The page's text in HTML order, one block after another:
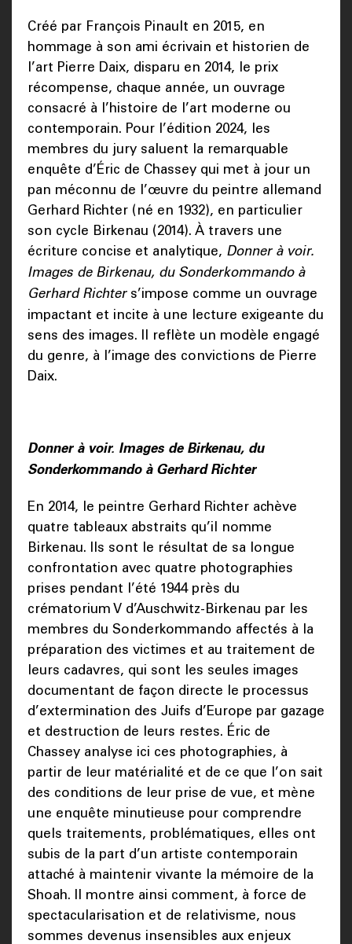
Créé par François Pinault en 2015, en
hommage à son ami écrivain et historien de
l’art Pierre Daix, disparu en 2014, le prix
récompense, chaque année, un ouvrage
consacré à l’histoire de l’art moderne ou
contemporain. Pour l’édition 2024, les
membres du jury saluent la remarquable
enquête d’Éric de Chassey qui met à jour un
pan méconnu de l’œuvre du peintre allemand
Gerhard Richter (né en 1932), en particulier
son cycle Birkenau (2014). À travers une
écriture concise et analytique, Donner à voir.
Images de Birkenau, du Sonderkommando à
Gerhard Richters’impose comme un ouvrage
impactant et incite à une lecture exigeante du
sens des images. Il reflète un modèle engagé
du genre, à l’image des convictions de Pierre
Daix.
Donner à voir. Images de Birkenau, du
Sonderkommando à Gerhard Richter
En 2014, le peintre Gerhard Richter achève
quatre tableaux abstraits qu’il nomme
Birkenau. Ils sont le résultat de sa longue
confrontation avec quatre photographies
prises pendant l’été 1944 près du
crématorium V d’Auschwitz-Birkenau par les
membres du Sonderkommando affectés à la
préparation des victimes et au traitement de
leurs cadavres, qui sont les seules images
documentant de façon directe le processus
d’extermination des Juifs d’Europe par gazage
et destruction de leurs restes. Éric de
Chassey analyse ici ces photographies, à
partir de leur matérialité et de ce que l’on sait
des conditions de leur prise de vue, et mène
une enquête minutieuse pour comprendre
quels traitements, problématiques, elles ont
subis de la part d’un artiste contemporain
attaché à maintenir vivante la mémoire de la
Shoah. Il montre ainsi comment, à force de
spectacularisation et de relativisme, nous
sommes devenus insensibles aux enjeux